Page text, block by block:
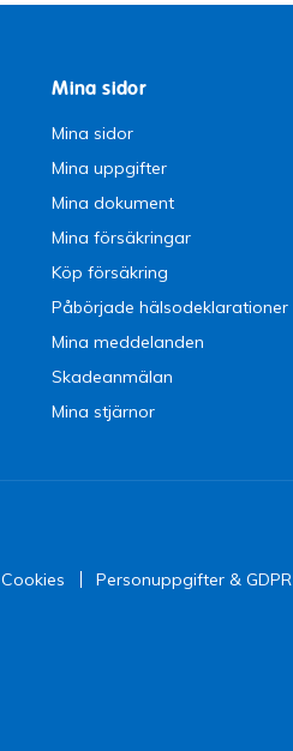
Mina sidor
Mina sidor
Mina uppgifter
Mina dokument
Mina försäkringar
Köp försäkring
Påbörjade hälsodeklarationer
Mina meddelanden
Skadeanmälan
Mina stjärnor
Cookies Personuppgifter & GDPR